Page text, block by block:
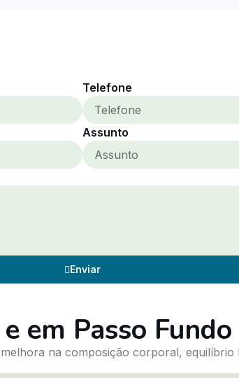
Telefone
Assunto
Enviar
em Passo Fundo
na composição corporal,